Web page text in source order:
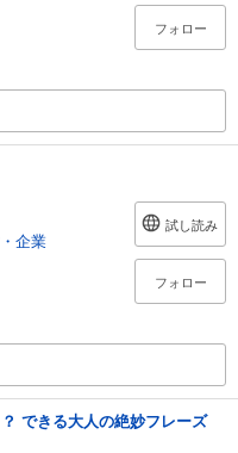
フォロー
企業
試し読み
フォロー
できる大人の絶妙フレーズ